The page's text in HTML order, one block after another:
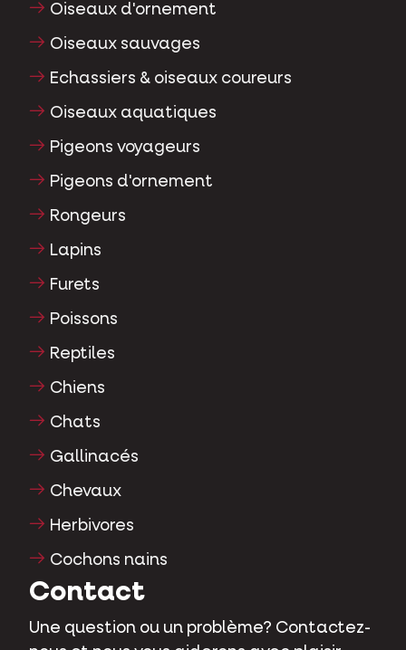
Oiseaux d'ornement
Oiseaux sauvages
Echassiers & oiseaux coureurs
Oiseaux aquatiques
Pigeons voyageurs
Pigeons d'ornement
Rongeurs
Lapins
Furets
Poissons
Reptiles
Chiens
Chats
Gallinacés
Chevaux
Herbivores
Cochons nains
Contact
Une question ou un problème? Contactez-